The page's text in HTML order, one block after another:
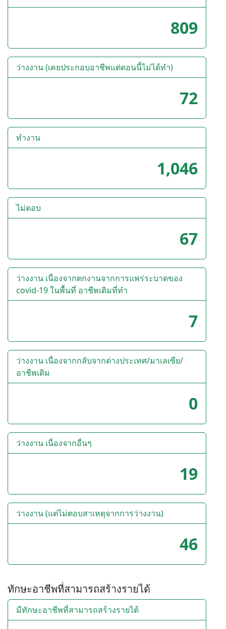
809
ว่างงาน (เคยประกอบอาชีพแต่ตอนนี้ไม่ได้ทำ)
72
ทำงาน
1,046
ไม่ตอบ
67
ว่างงาน เนื่องจากตกงานจากการแพร่ระบาดของ
covid-19 ในพื้นที่ อาชีพเดิมที่ทำ
7
ว่างงาน เนื่องจากกลับจากต่างประเทศ/มาเลเซีย/
อาชีพเดิม
0
ว่างงาน เนื่องจากอื่นๆ
19
ว่างงาน (แต่ไม่ตอบสาเหตุจากการว่างงาน)
46
ทักษะอาชีพที่สามารถสร้างรายได้
มีทักษะอาชีพที่สามารถสร้างรายได้